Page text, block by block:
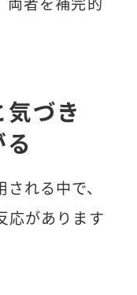
づき
れる中で、
応があります